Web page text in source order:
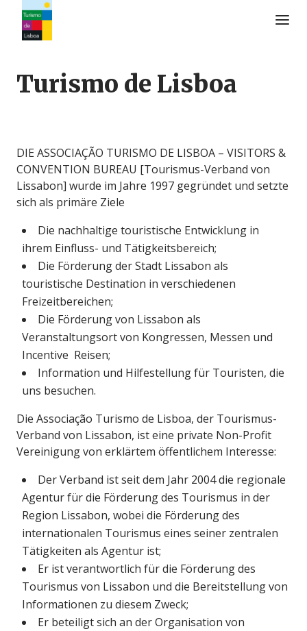
Turismo de Lisboa
DIE ASSOCIAÇÃO TURISMO DE LISBOA – VISITORS &
CONVENTION BUREAU [Tourismus-Verband von
Lissabon] wurde im Jahre 1997 gegründet und setzte
sich als primäre Ziele
Die nachhaltige touristische Entwicklung in
ihrem Einfluss- und Tätigkeitsbereich;
Die Förderung der Stadt Lissabon als
touristische Destination in verschiedenen
Freizeitbereichen;
Die Förderung von Lissabon als
Veranstaltungsort von Kongressen, Messen und
Incentive Reisen;
Information und Hilfestellung für Touristen, die
uns besuchen.
Die Associação Turismo de Lisboa, der Tourismus-
Verband von Lissabon, ist eine private Non-Profit
Vereinigung von erklärtem öffentlichem Interesse:
Der Verband ist seit dem Jahr 2004 die regionale
Agentur für die Förderung des Tourismus in der
Region Lissabon, wobei die Förderung des
internationalen Tourismus eines seiner zentralen
Tätigkeiten als Agentur ist;
Er ist verantwortlich für die Förderung des
Tourismus von Lissabon und die Bereitstellung von
Informationen zu diesem Zweck;
Er beteiligt sich an der Organisation von